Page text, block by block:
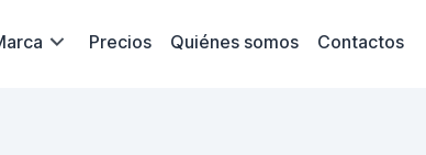
Precios Quiénes somos Contactos